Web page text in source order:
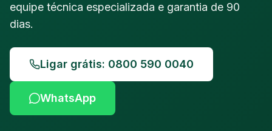
equipe técnica especializada e garantia de 90
dias.
Ligar grátis: 0800 590 0040
WhatsApp